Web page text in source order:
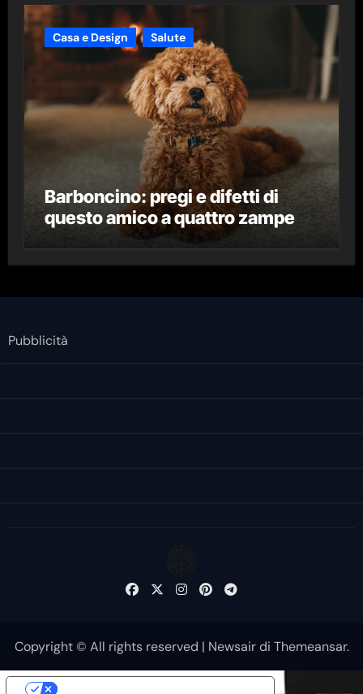
Casa e Design Salute
Barboncino: pregi e difetti di
questo amico a quattro zampe
Pubblicità
Copyright © All rights reserved | Newsairdi Themeansar.
Le tue preferenze relative alla privacy